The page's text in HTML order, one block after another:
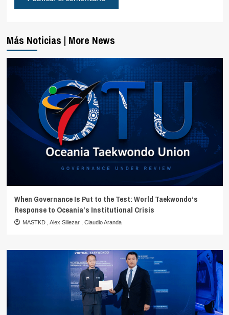
Más Noticias | More News
When Governance Is Put to the Test: World Taekwondo’s
Response to Oceania’s Institutional Crisis
MASTKD Alex Siliezar Claudio Aranda